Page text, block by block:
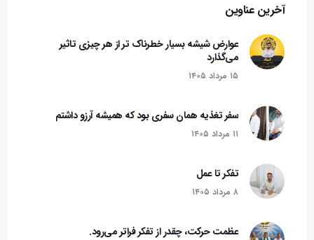
آخرین عناوین
عوارض شیشه بسیار خطرناک تر از هر چیزی تاثیر
می‌گذارد
۱۵ مرداد ۱۴۰۵
سفر تغذیه همان سفری بود که همیشه آرزو داشتم
۱۱ مرداد ۱۴۰۵
تفکر تا عمل
۸ مرداد ۱۴۰۵
عظمت حرکت، چقدر از تفکر فراتر می‌رود.